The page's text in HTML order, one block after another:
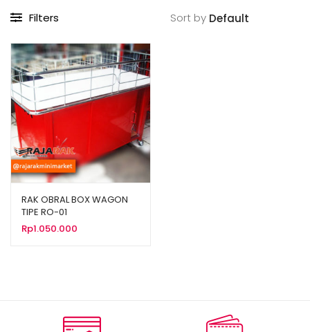
Filters Sort by
RAK OBRAL BOX WAGON
TIPE RO-01
Rp1.050.000